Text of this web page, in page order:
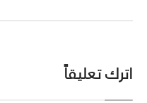
اترك تعليقاً